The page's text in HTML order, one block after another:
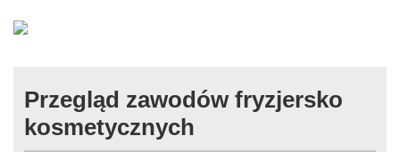
Przegląd zawodów fryzjersko
kosmetycznych